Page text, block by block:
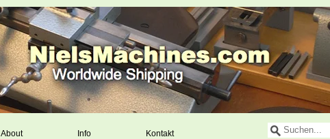
About Info Kontakt